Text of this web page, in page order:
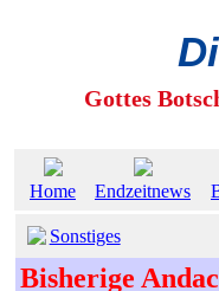
Gottes
Home Endzeitnews
Sonstiges
Bisherige